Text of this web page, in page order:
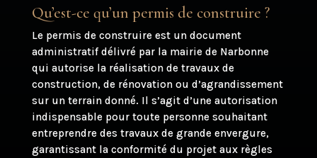
Qu’est-ce qu’un permis de construire ?
Le permis de construire est un document
administratif délivré par la mairie de Narbonne
qui autorise la réalisation de travaux de
construction, de rénovation ou d’agrandissement
sur un terrain donné. Il s’agit d’une autorisation
indispensable pour toute personne souhaitant
entreprendre des travaux de grande envergure,
garantissant la conformité du projet aux règles